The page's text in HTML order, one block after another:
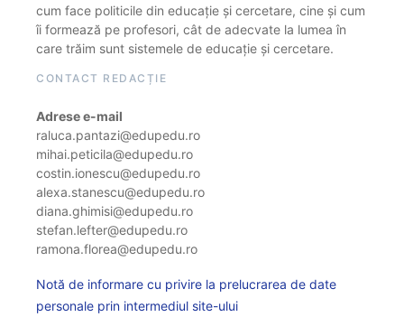
cum face politicile din educație și cercetare, cine și cum
îi formează pe profesori, cât de adecvate la lumea în
care trăim sunt sistemele de educație și cercetare.
CONTACT REDACȚIE
Adrese e-mail
raluca.pantazi@edupedu.ro
mihai.peticila@edupedu.ro
costin.ionescu@edupedu.ro
alexa.stanescu@edupedu.ro
diana.ghimisi@edupedu.ro
stefan.lefter@edupedu.ro
ramona.florea@edupedu.ro
Notă de informare cu privire la prelucrarea de date
personale prin intermediul site-ului